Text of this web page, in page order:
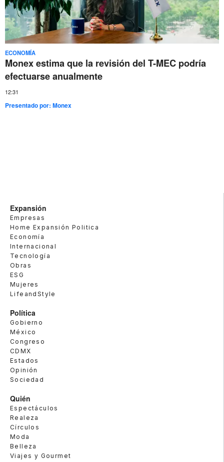
ECONOMÍA
Monex estima que la revisión del T-MEC podría
efectuarse anualmente
12:31
Presentado por:Monex
Expansión
Empresas
Home Expansión Politica
Economía
Internacional
Tecnología
Obras
ESG
Mujeres
LifeandStyle
Política
Gobierno
México
Congreso
CDMX
Estados
Opinión
Sociedad
Quién
Espectáculos
Realeza
Círculos
Moda
Belleza
Viajes y Gourmet